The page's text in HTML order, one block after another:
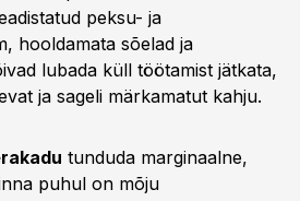
peksu- ja
hooldamata sõelad ja
lubada küll töötamist jätkata,
ja sageli märkamatut kahju.
tunduda marginaalne,
puhul on mõju